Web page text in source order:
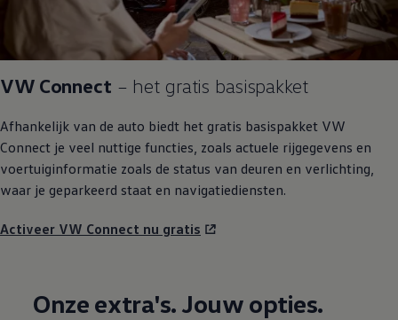
VW Connect – het gratis basispakket
Afhankelijk van de auto biedt het gratis basispakket VW
Connect je veel nuttige functies, zoals actuele rijgegevens en
voertuiginformatie zoals de status van deuren en verlichting,
waar je geparkeerd staat en navigatiediensten.
Activeer VW Connect nu gratis
Onze extra's. Jouw opties.